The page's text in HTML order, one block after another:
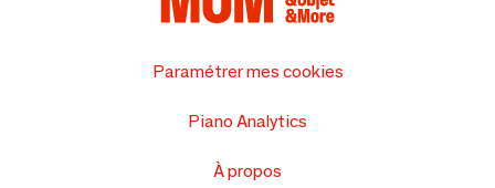
Paramétrer mes cookies
Piano Analytics
À propos